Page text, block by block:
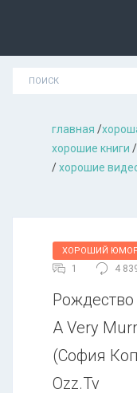
главная /
хорошие книги /
/хорошие
ХОРОШИЙ
ХОРОШЕЕ КИНО
1 4
A Very
(София
Ozz.Tv